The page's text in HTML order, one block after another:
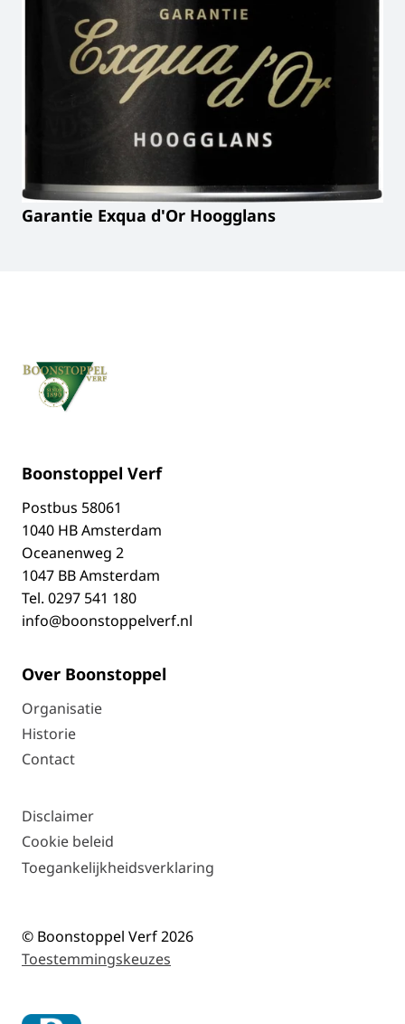
Garantie Exqua d'Or Hoogglans
Boonstoppel Verf
Postbus 58061
1040 HB Amsterdam
Oceanenweg 2
1047 BB Amsterdam
Tel. 0297 541 180
info@boonstoppelverf.nl
Over Boonstoppel
Organisatie
Historie
Contact
Disclaimer
Cookie beleid
Toegankelijkheidsverklaring
© Boonstoppel Verf 2026
Toestemmingskeuzes